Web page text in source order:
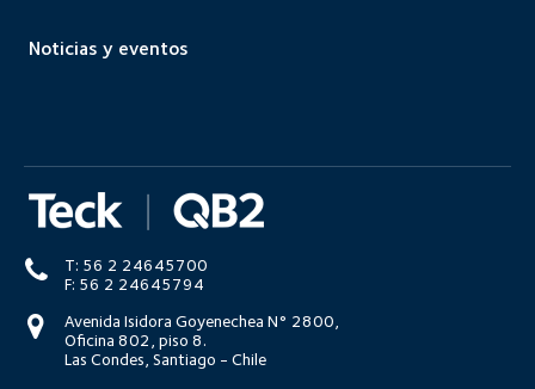
Noticias y eventos
T: 56 2 24645700
F: 56 2 24645794
Avenida Isidora Goyenechea N° 2800,
Oficina 802, piso 8.
Las Condes, Santiago - Chile